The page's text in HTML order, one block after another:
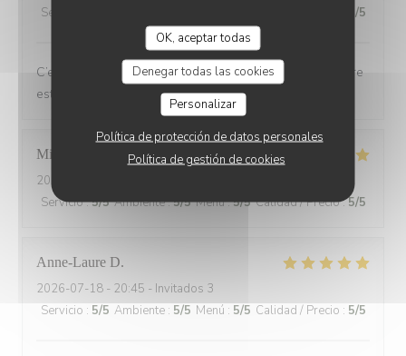
OK, aceptar todas
Denegar todas las cookies
Personalizar
Política de protección de datos personales
Política de gestión de cookies
Servicio
/5
C’est toujours un plaisir de dîner au Bois ou l’atmosphère
est de plus en plus chaleureuse et festive
Michel
2026-07-20
Servicio:5/5 Ambiente:5/5 Menú:5/5 Calidad / Precio:5/5
Anne-Laure D
2026-07-18 - 20:45 - Invitados 3
Servicio : 5/5 Ambiente : 5/5 Menú : 5/5 Calidad / Precio : 5/5